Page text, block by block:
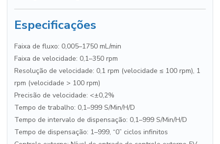
Especificações
Faixa de fluxo: 0,005–1750 mL/min
Faixa de velocidade: 0,1–350 rpm
Resolução de velocidade: 0,1 rpm (velocidade ≤ 100 rpm), 1
rpm (velocidade > 100 rpm)
Precisão de velocidade: <±0,2%
Tempo de trabalho: 0,1–999 S/Min/H/D
Tempo de intervalo de dispensação: 0,1–999 S/Min/H/D
Tempo de dispensação: 1–999, “0” ciclos infinitos